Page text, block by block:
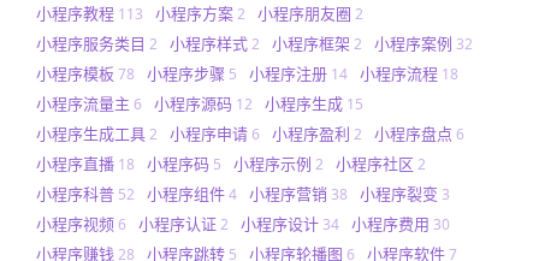
小程序教程 113 小程序方案2 小程序朋友圈 2
小程序服务类目 2 小程序样式2 小程序框架 2 小程序案例 32
小程序模板 78 小程序步骤 5 小程序注册 14 小程序流程 18
小程序流量主 6 小程序源码 12 小程序生成 15
小程序生成工具2 小程序申请6 小程序盈利 2 小程序盘点 6
小程序直播 18 小程序码 5 小程序示例 2 小程序社区 2
小程序科普 52 小程序组件4 小程序营销 38 小程序裂变 3
小程序视频6 小程序认证2 小程序设计 34 小程序费用 30
小程序赚钱28 小程序跳转 5 小程序轮播图 6 小程序软件7